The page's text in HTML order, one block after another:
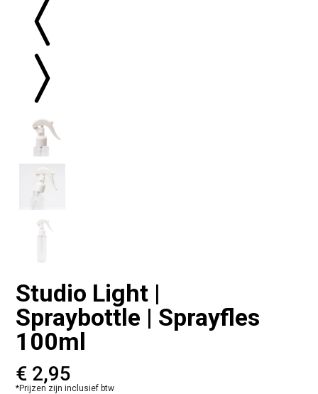
Studio Light |
Spraybottle | Sprayfles
100ml
€ 2,95
*Prijzen zijn inclusief btw